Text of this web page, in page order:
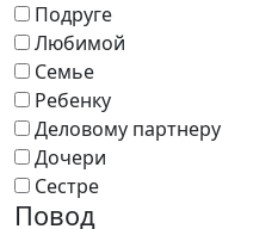
Подруге
Любимой
Семье
Ребенку
Деловому партнеру
Дочери
Сестре
Повод